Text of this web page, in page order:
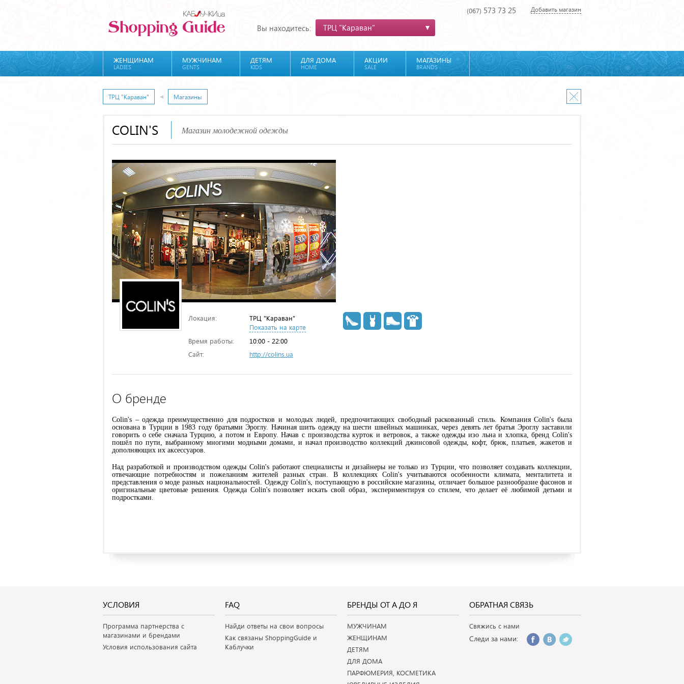
Вы находитесь: ТРЦ "Караван"
(067) 573 73 25 Добавить магазин
ЖЕНЩИНАМ
LADIES
МУЖЧИНАМ
GENTS
ДЕТЯМ
KIDS
ДЛЯ ДОМА
HOME
АКЦИИ
SALE
МАГАЗИНЫ
BRANDS
ТРЦ "Караван" Магазины
COLIN'S Магазин молодежной одежды
Локация:
ТРЦ "Караван"
Показать на карте
Время работы:
10:00 - 22:00
Сайт:
http://colins.ua
О бренде
Colin's – одежда преимущественно для подростков и молодых людей, предпочитающих свободный раскованный стиль. Компания Colin's была
основана в Турции в 1983 году братьями Эроглу. Начиная шить одежду на шести швейных машинках, через девять лет братья Эроглу заставили
говорить о себе сначала Турцию, а потом и Европу. Начав с производства курток и ветровок, а также одежды изо льна и хлопка, бренд Colin's
пошёл по пути, выбранному многими модными домами, и начал производство коллекций джинсовой одежды, кофт, брюк, платьев, жакетов и
дополняющих их аксессуаров.
Над разработкой и производством одежды Colin's работают специалисты и дизайнеры не только из Турции, что позволяет создавать коллекции,
отвечающие потребностям и пожеланиям жителей разных стран. В коллекциях Colin's учитываются особенности климата, менталитета и
представления о моде разных национальностей. Одежду Colin's, поступающую в российские магазины, отличает большое разнообразие фасонов и
оригинальные цветовые решения. Одежда Colin's позволяет искать свой образ, экспериментируя со стилем, что делает её любимой детьми и
подростками.
УСЛОВИЯ
Программа партнерства с
магазинами и брендами
Условия использования сайта
FAQ
Найди ответы на свои вопросы
Как связаны ShoppingGuide и
Каблучки
БРЕНДЫ ОТ А ДО Я
МУЖЧИНАМ
ЖЕНЩИНАМ
ДЕТЯМ
ДЛЯ ДОМА
ПАРФЮМЕРИЯ, КОСМЕТИКА
ОБРАТНАЯ СВЯЗЬ
Свяжись с нами
Следи за нами: